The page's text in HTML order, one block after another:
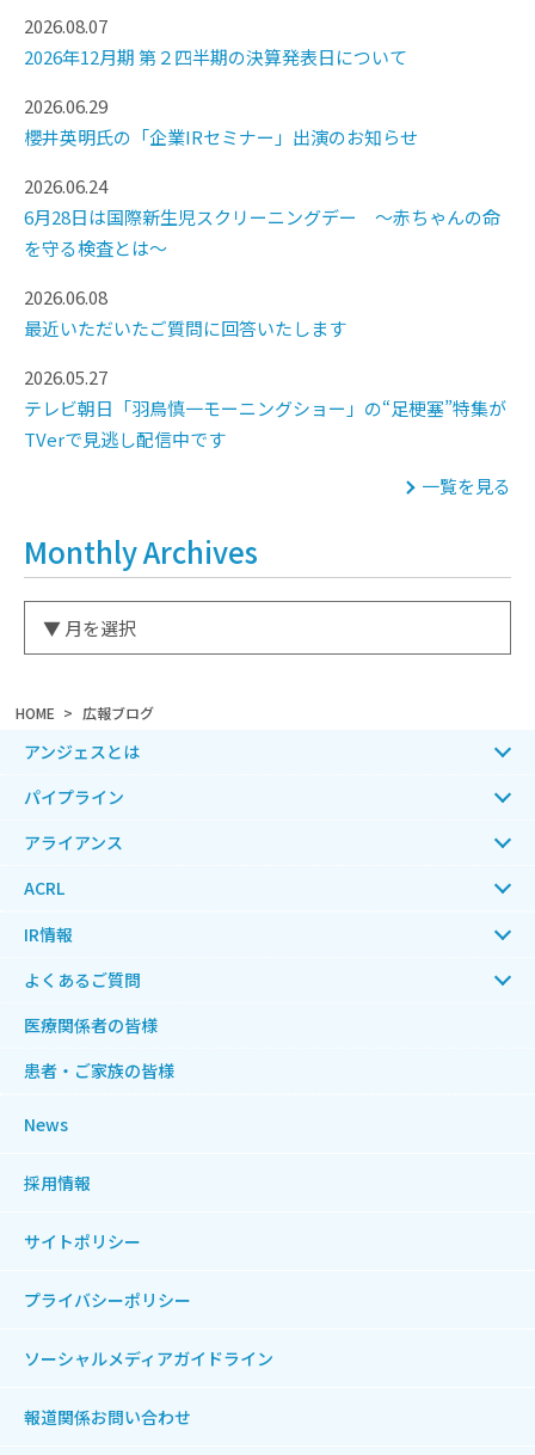
HOME 広報ブログ
2026.08.07
2026年12月期 第２四半期の決算発表日について
2026.06.29
櫻井英明氏の「企業IRセミナー」出演のお知らせ
2026.06.24
6月28日は国際新生児スクリーニングデー ～赤ちゃんの命
を守る検査とは～
2026.06.08
最近いただいたご質問に回答いたします
2026.05.27
テレビ朝日「羽鳥慎一モーニングショー」の“足梗塞”特集が
TVerで見逃し配信中です
一覧を見る
Monthly Archives
アンジェスとは
パイプライン
アライアンス
ACRL
IR情報
よくあるご質問
医療関係者の皆様
患者・ご家族の皆様
News
採用情報
サイトポリシー
プライバシーポリシー
ソーシャルメディアガイドライン
報道関係お問い合わせ